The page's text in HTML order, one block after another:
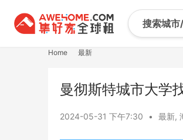
Home 最新
曼彻斯特城市大学
2024-05-31 下午7:30 • 最新,